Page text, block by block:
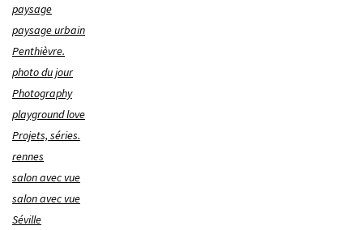
paysage
paysage urbain
Penthièvre.
photo du jour
Photography
playground love
Projets, séries.
rennes
salon avec vue
salon avec vue
Séville